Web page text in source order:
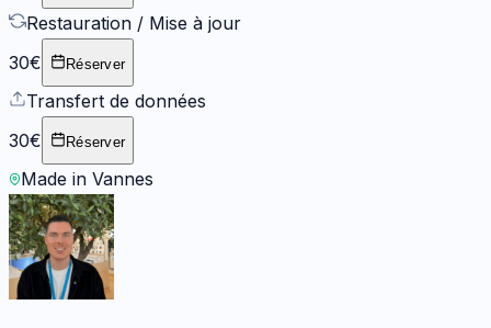
Restauration / Mise à jour
30€
Réserver
Transfert de données
30€
Réserver
Made in Vannes